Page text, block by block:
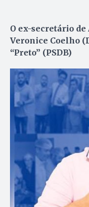
O ex-secretário
Veronice Coelho
“Preto” (PSDB)